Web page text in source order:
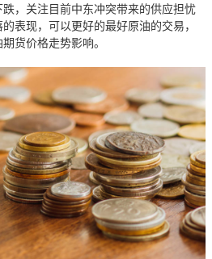
，关注目前中东冲突带来的供应担忧
表现，可以更好的最好原油的交易，
货价格走势影响。